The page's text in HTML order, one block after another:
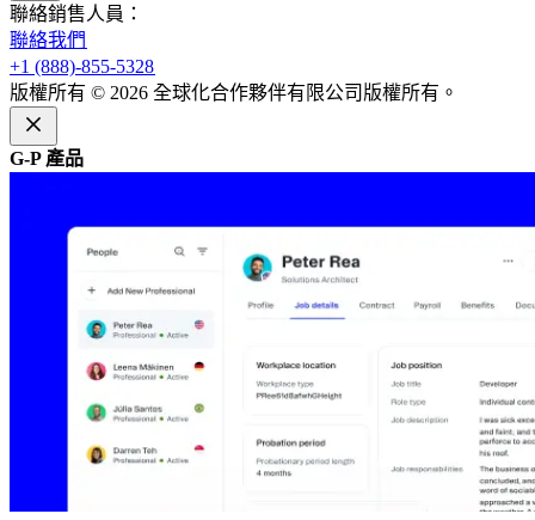
聯絡銷售人員：​​
聯絡我們​​
+1 (888)-855-5328​​
版權所有 © 2026 全球化合作夥伴有限公司版權所有。​​
G-P 產品​​